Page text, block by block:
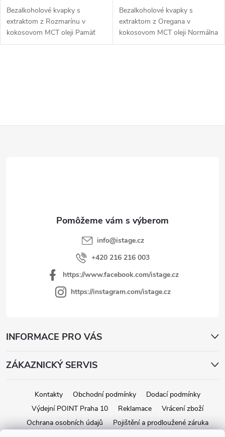
Bezalkoholové kvapky s
extraktom z Rozmarínu v
kokosovom MCT oleji Pamäť
Mozog Krvný obeh...
Bezalkoholové kvapky s
extraktom z Oregana v
kokosovom MCT oleji Normálna
činnosť...
d
info@istage.cz
+420 216 216 003
https://www.facebook.com/istage.cz
https://instagram.com/istage.cz
INFORMACE PRO VÁS
ZÁKAZNICKÝ SERVIS
Kontakty Obchodní podmínky
Dodací podmínky
Výdejní POINT Praha 10
Reklamace
Vrácení zboží
Ochrana osobních údajů
Pojištění a prodloužené záruka